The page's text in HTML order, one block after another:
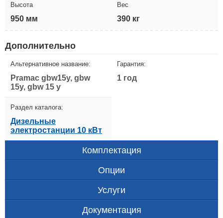
Высота
950 мм
Вес
390 кг
Дополнительно
Альтернативное название:
Pramac gbw15y, gbw
15y, gbw 15 y
Гарантия:
1 год
Раздел каталога:
Дизельные
электростанции 10 кВт
Комплектация
Опции
Услуги
Документация